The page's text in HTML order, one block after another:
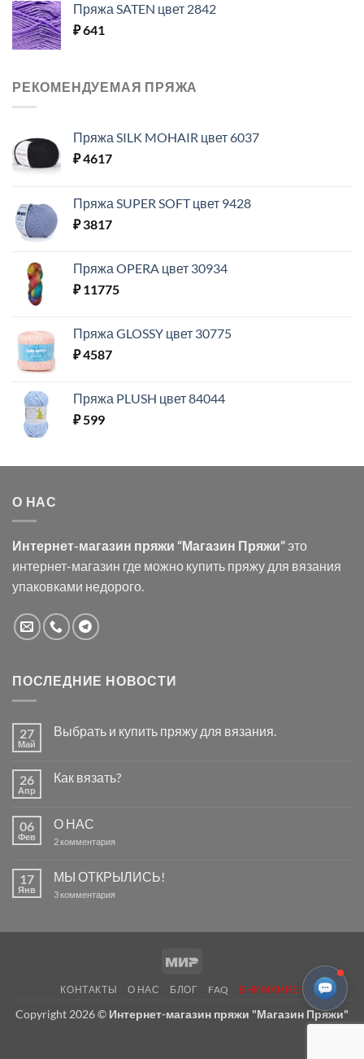
Пряжа SATEN цвет 2842
₽641
РЕКОМЕНДУЕМАЯ ПРЯЖА
Пряжа SILK MOHAIR цвет 6037
₽4617
Пряжа SUPER SOFT цвет 9428
₽3817
Пряжа OPERA цвет 30934
₽11775
Пряжа GLOSSY цвет 30775
₽4587
Пряжа PLUSH цвет 84044
₽599
О НАС
Интернет-магазин пряжи “Магазин Пряжи”это
интернет-магазин где можно купить пряжу для вязания
упаковками недорого.
ПОСЛЕДНИЕ НОВОСТИ
27
Май
Выбрать и купить пряжу для вязания.
Выбрать
для
вязания.
26
Апр
Как вязать?
Как
06
Фев
О НАС
2 комментария
НАС
17
Янв
МЫ ОТКРЫЛИСЬ!
3 комментария
Mir
КОНТАКТЫ О НАС БЛОГ FAQ ВНИМАНИЕ!
Copyright 2026 © Интернет-магазин пряжи "Магазин Пряжи"